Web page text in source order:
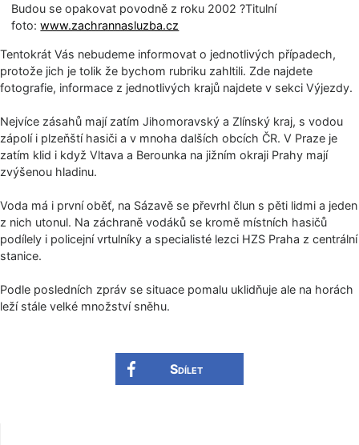
Budou se opakovat povodně z roku 2002 ?Titulní
foto:www.zachrannasluzba.cz
Tentokrát Vás nebudeme informovat o jednotlivých případech,
protože jich je tolik že bychom rubriku zahltili. Zde najdete
fotografie, informace z jednotlivých krajů najdete v sekci Výjezdy.
Nejvíce zásahů mají zatím Jihomoravský a Zlínský kraj, s vodou
zápolí i plzeňští hasiči a v mnoha dalších obcích ČR. V Praze je
zatím klid i když Vltava a Berounka na jižním okraji Prahy mají
zvýšenou hladinu.
Voda má i první oběť, na Sázavě se převrhl člun s pěti lidmi a jeden
z nich utonul. Na záchraně vodáků se kromě místních hasičů
podílely i policejní vrtulníky a specialisté lezci HZS Praha z centrální
stanice.
Podle posledních zpráv se situace pomalu uklidňuje ale na horách
leží stále velké množství sněhu.
Sdílet